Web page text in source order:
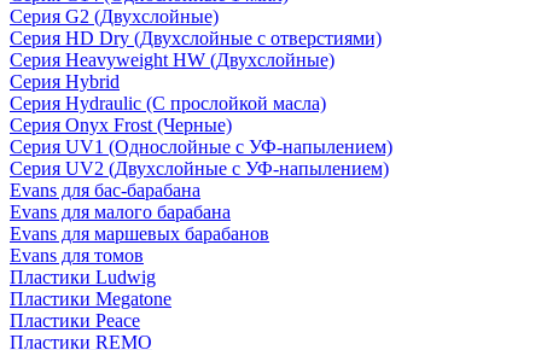
Серия G2 (Двухслойные)
Серия HD Dry (Двухслойные с отверстиями)
Серия Heavyweight HW (Двухслойные)
Серия Hybrid
Серия Hydraulic (С прослойкой масла)
Серия Onyx Frost (Черные)
Серия UV1 (Однослойные с УФ-напылением)
Серия UV2 (Двухслойные с УФ-напылением)
Evans для бас-барабана
Evans для малого барабана
Evans для маршевых барабанов
Evans для томов
Пластики Ludwig
Пластики Megatone
Пластики Peace
Пластики REMO